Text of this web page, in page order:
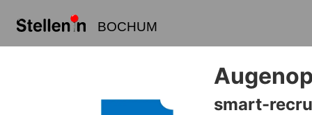
BOCHUM
smart-